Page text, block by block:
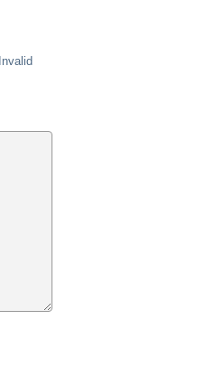
Invalid